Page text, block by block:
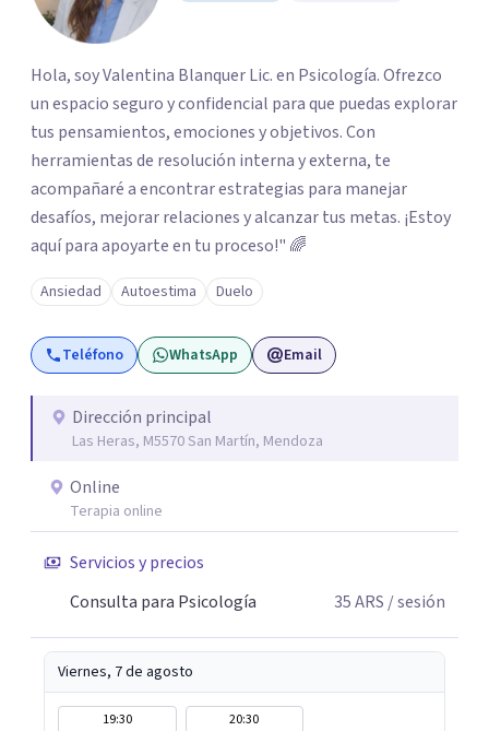
Hola, soy Valentina Blanquer Lic. en Psicología. Ofrezco
un espacio seguro y confidencial para que puedas explorar
tus pensamientos, emociones y objetivos. Con
herramientas de resolución interna y externa, te
acompañaré a encontrar estrategias para manejar
desafíos, mejorar relaciones y alcanzar tus metas. ¡Estoy
aquí para apoyarte en tu proceso!" 🌈
Ansiedad Autoestima Duelo
Teléfono WhatsApp Email
Dirección principal
Las Heras, M5570 San Martín, Mendoza
Online
Terapia online
Servicios y precios
Consulta para Psicología
35ARS / sesión
Viernes, 7 de agosto
19:30 20:30